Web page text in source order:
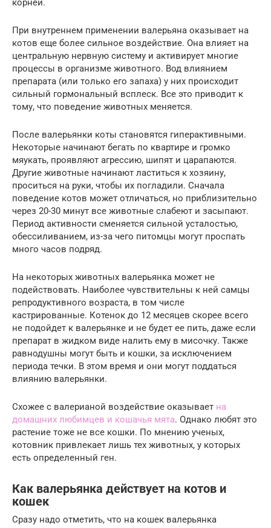
корней.
При внутреннем применении валерьяна оказывает на
котов еще более сильное воздействие. Она влияет на
центральную нервную систему и активирует многие
процессы в организме животного. Вод влиянием
препарата (или только его запаха) у них происходит
сильный гормональный всплеск. Все это приводит к
тому, что поведение животных меняется.
После валерьянки коты становятся гиперактивными.
Некоторые начинают бегать по квартире и громко
мяукать, проявляют агрессию, шипят и царапаются.
Другие животные начинают ластиться к хозяину,
проситься на руки, чтобы их погладили. Сначала
поведение котов может отличаться, но приблизительно
через 20-30 минут все животные слабеют и засыпают.
Период активности сменяется сильной усталостью,
обессиливанием, из-за чего питомцы могут проспать
много часов подряд.
На некоторых животных валерьянка может не
подействовать. Наиболее чувствительны к ней самцы
репродуктивного возраста, в том числе
кастрированные. Котенок до 12 месяцев скорее всего
не подойдет к валерьянке и не будет ее пить, даже если
препарат в жидком виде налить ему в мисочку. Также
равнодушны могут быть и кошки, за исключением
периода течки. В этом время и они могут поддаться
влиянию валерьянки.
Схожее с валерианой воздействие оказывает на
домашних любимцев и кошачья мята. Однако любят это
растение тоже не все кошки. По мнению ученых,
котовник привлекает лишь тех животных, у которых
есть определенный ген.
Как валерьянка действует на котов и
кошек
Сразу надо отметить, что на кошек валерьянка